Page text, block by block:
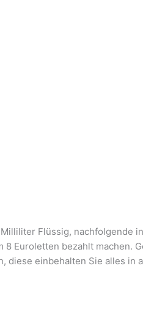
Flüssig, nachfolgende
8 Euroletten bezahlt machen.
diese einbehalten Sie alles in